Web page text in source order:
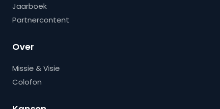
Jaarboek
Partnercontent
Over
Missie & Visie
Colofon